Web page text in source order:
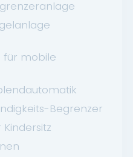
für mobile
Begrenzer